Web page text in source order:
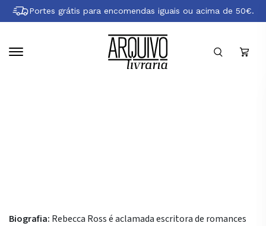
Pular
para
principal
Portes grátis para encomendas iguais ou acima de 50€.
Biografia: Rebecca Ross é aclamada escritora de romances